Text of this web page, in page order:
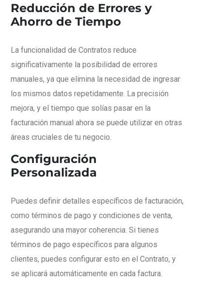
Reducción de Errores y
Ahorro de Tiempo
La funcionalidad de Contratos reduce
significativamente la posibilidad de errores
manuales, ya que elimina la necesidad de ingresar
los mismos datos repetidamente. La precisión
mejora, y el tiempo que solías pasar en la
facturación manual ahora se puede utilizar en otras
áreas cruciales de tu negocio.
Configuración
Personalizada
Puedes definir detalles específicos de facturación,
como términos de pago y condiciones de venta,
asegurando una mayor coherencia. Si tienes
términos de pago específicos para algunos
clientes, puedes configurar esto en el Contrato, y
se aplicará automáticamente en cada factura.